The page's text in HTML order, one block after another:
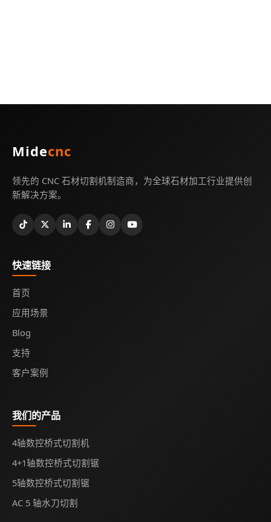
Midecnc
领先的 CNC 石材切割机制造商，为全球石材加工行业提供创
新解决方案。
快速链接
首页
应用场景
Blog
支持
客户案例
我们的产品
4轴数控桥式切割机
4+1轴数控桥式切割锯
5轴数控桥式切割锯
AC 5 轴水刀切割